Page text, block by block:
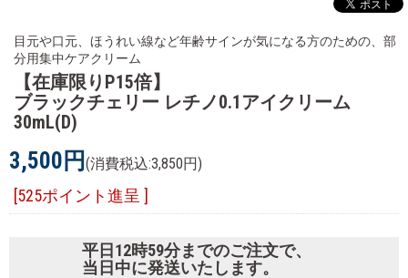
目元や口元、ほうれい線など年齢サインが気になる方のための、部
分用集中ケアクリーム
【在庫限りP15倍】
ブラックチェリー レチノ0.1アイクリーム
30mL(D)
3,500円 (消費税込:3,850円)
[525ポイント進呈 ]
平日12時59分までのご注文で、
当日中に発送いたします。